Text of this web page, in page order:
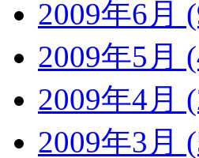
2009年6月
2009年5月
2009年4月
2009年3月